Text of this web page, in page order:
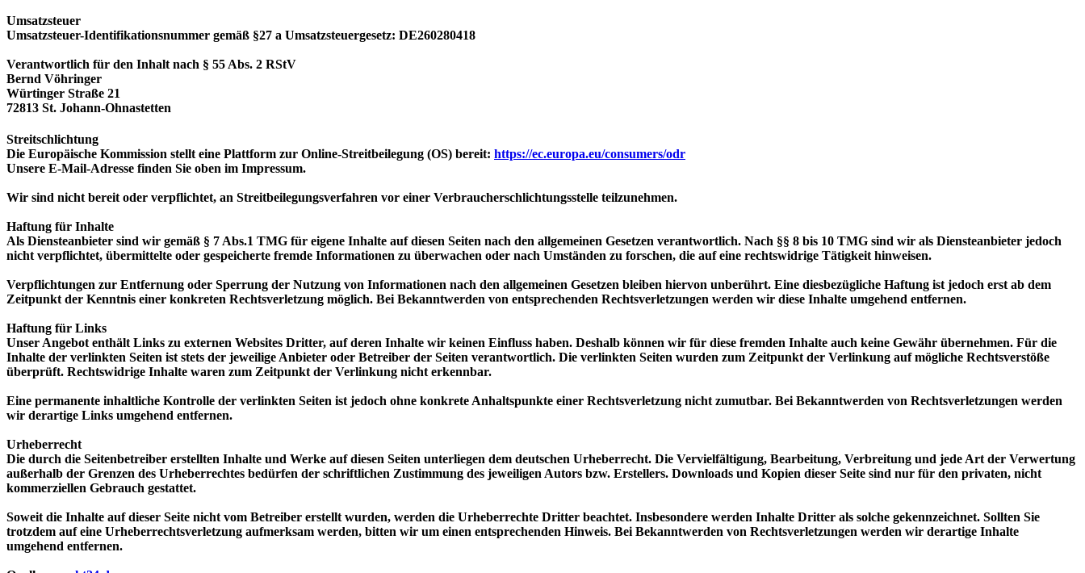
Umsatzsteuer
Umsatzsteuer-Identifikationsnummer gemäß §27 a Umsatzsteuergesetz: DE260280418
Verantwortlich für den Inhalt nach § 55 Abs. 2 RStV
Bernd Vöhringer
Würtinger Straße 21
72813 St. Johann-Ohnastetten
Streitschlichtung
Die Europäische Kommission stellt eine Plattform zur Online-Streitbeilegung (OS) bereit: https://ec.europa.eu/consumers/odr
Unsere E-Mail-Adresse finden Sie oben im Impressum.
Wir sind nicht bereit oder verpflichtet, an Streitbeilegungsverfahren vor einer Verbraucherschlichtungsstelle teilzunehmen.
Haftung für Inhalte
Als Diensteanbieter sind wir gemäß § 7 Abs.1 TMG für eigene Inhalte auf diesen Seiten nach den allgemeinen Gesetzen verantwortlich. Nach §§ 8 bis 10 TMG sind wir als Diensteanbieter jedoch
nicht verpflichtet, übermittelte oder gespeicherte fremde Informationen zu überwachen oder nach Umständen zu forschen, die auf eine rechtswidrige Tätigkeit hinweisen.
Verpflichtungen zur Entfernung oder Sperrung der Nutzung von Informationen nach den allgemeinen Gesetzen bleiben hiervon unberührt. Eine diesbezügliche Haftung ist jedoch erst ab dem
Zeitpunkt der Kenntnis einer konkreten Rechtsverletzung möglich. Bei Bekanntwerden von entsprechenden Rechtsverletzungen werden wir diese Inhalte umgehend entfernen.
Haftung für Links
Unser Angebot enthält Links zu externen Websites Dritter, auf deren Inhalte wir keinen Einfluss haben. Deshalb können wir für diese fremden Inhalte auch keine Gewähr übernehmen. Für die
Inhalte der verlinkten Seiten ist stets der jeweilige Anbieter oder Betreiber der Seiten verantwortlich. Die verlinkten Seiten wurden zum Zeitpunkt der Verlinkung auf mögliche Rechtsverstöße
überprüft. Rechtswidrige Inhalte waren zum Zeitpunkt der Verlinkung nicht erkennbar.
Eine permanente inhaltliche Kontrolle der verlinkten Seiten ist jedoch ohne konkrete Anhaltspunkte einer Rechtsverletzung nicht zumutbar. Bei Bekanntwerden von Rechtsverletzungen werden
wir derartige Links umgehend entfernen.
Urheberrecht
Die durch die Seitenbetreiber erstellten Inhalte und Werke auf diesen Seiten unterliegen dem deutschen Urheberrecht. Die Vervielfältigung, Bearbeitung, Verbreitung und jede Art der Verwertung
außerhalb der Grenzen des Urheberrechtes bedürfen der schriftlichen Zustimmung des jeweiligen Autors bzw. Erstellers. Downloads und Kopien dieser Seite sind nur für den privaten, nicht
kommerziellen Gebrauch gestattet.
Soweit die Inhalte auf dieser Seite nicht vom Betreiber erstellt wurden, werden die Urheberrechte Dritter beachtet. Insbesondere werden Inhalte Dritter als solche gekennzeichnet. Sollten Sie
trotzdem auf eine Urheberrechtsverletzung aufmerksam werden, bitten wir um einen entsprechenden Hinweis. Bei Bekanntwerden von Rechtsverletzungen werden wir derartige Inhalte
umgehend entfernen.